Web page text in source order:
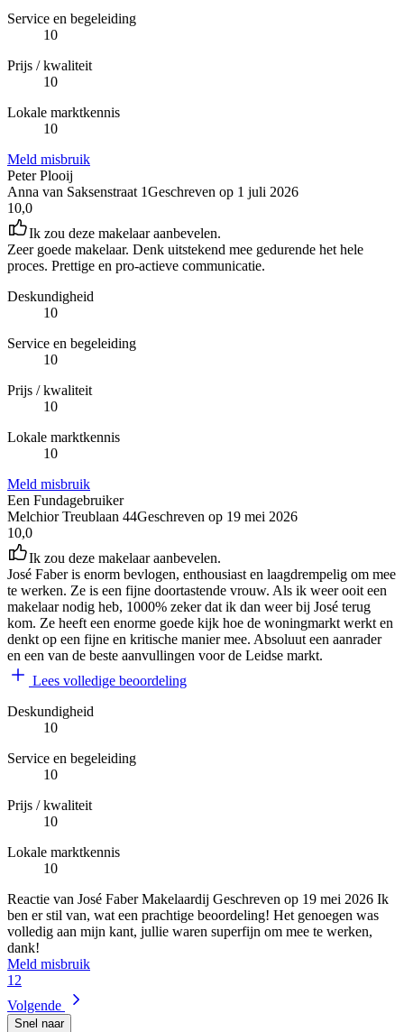
Service en begeleiding
10
Prijs / kwaliteit
10
Lokale marktkennis
10
Meld misbruik
Peter Plooij
Anna van Saksenstraat 1Geschreven op 1 juli 2026
10,0
Ik zou deze makelaar aanbevelen.
Zeer goede makelaar. Denk uitstekend mee gedurende het hele
proces. Prettige en pro-actieve communicatie.
Deskundigheid
10
Service en begeleiding
10
Prijs / kwaliteit
10
Lokale marktkennis
10
Meld misbruik
Een Fundagebruiker
Melchior Treublaan 44Geschreven op 19 mei 2026
10,0
Ik zou deze makelaar aanbevelen.
José Faber is enorm bevlogen, enthousiast en laagdrempelig om mee
te werken. Ze is een fijne doortastende vrouw. Als ik weer ooit een
makelaar nodig heb, 1000% zeker dat ik dan weer bij José terug
kom. Ze heeft een enorme goede kijk hoe de woningmarkt werkt en
denkt op een fijne en kritische manier mee. Absoluut een aanrader
en een van de beste aanvullingen voor de Leidse markt.
Lees volledige beoordeling
Deskundigheid
10
Service en begeleiding
10
Prijs / kwaliteit
10
Lokale marktkennis
10
Reactie van José Faber Makelaardij Geschreven op 19 mei 2026 Ik
ben er stil van, wat een prachtige beoordeling! Het genoegen was
volledig aan mijn kant, jullie waren superfijn om mee te werken,
dank!
Meld misbruik
1 2
Volgende
Snel naar